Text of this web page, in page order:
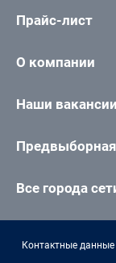
Прайс-лист
О компании
Наши вакансии
Предвыборная
Все города
Контактные